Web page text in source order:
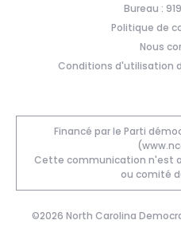
Bureau :
Politique de
Nous
Conditions d'utilisation
Financé par le Parti
Cette communication n'est
ou comité
©2026 North Carolina